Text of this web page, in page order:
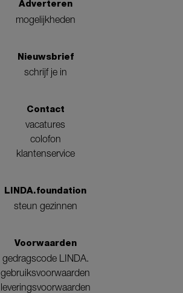
Adverteren
mogelijkheden
Nieuwsbrief
schrijf je in
Contact
vacatures
colofon
klantenservice
LINDA.foundation
steun gezinnen
Voorwaarden
gedragscode LINDA.
gebruiksvoorwaarden
leveringsvoorwaarden